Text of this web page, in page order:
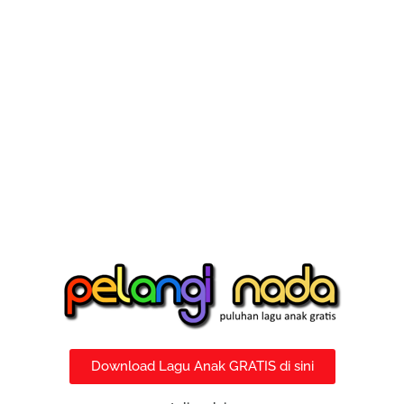
Download Lagu Anak GRATIS di sini